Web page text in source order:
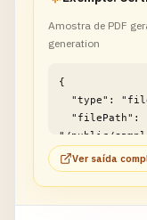
Amostra de PDF
generation
{
"/public/
example1.pdf"
}
Ver saída